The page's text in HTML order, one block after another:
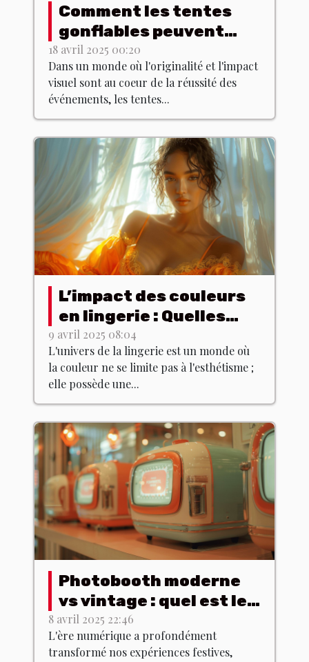
Comment les tentes
gonflables peuvent
dynamiser vos
événements
18 avril 2025 00:20
Dans un monde où l'originalité et l'impact
visuel sont au coeur de la réussité des
événements, les tentes...
L’impact des couleurs
en lingerie : Quelles
teintes choisir pour
quel effet ?
9 avril 2025 08:04
L'univers de la lingerie est un monde où
la couleur ne se limite pas à l'esthétisme ;
elle possède une...
Photobooth moderne
vs vintage : quel est le
meilleur choix ?
8 avril 2025 22:46
L'ère numérique a profondément
transformé nos expériences festives,